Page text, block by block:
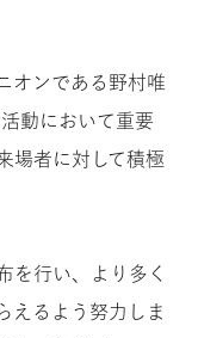
オンである野村唯
動において重要
場者に対して積極
を行い、より多く
えるよう努力しま